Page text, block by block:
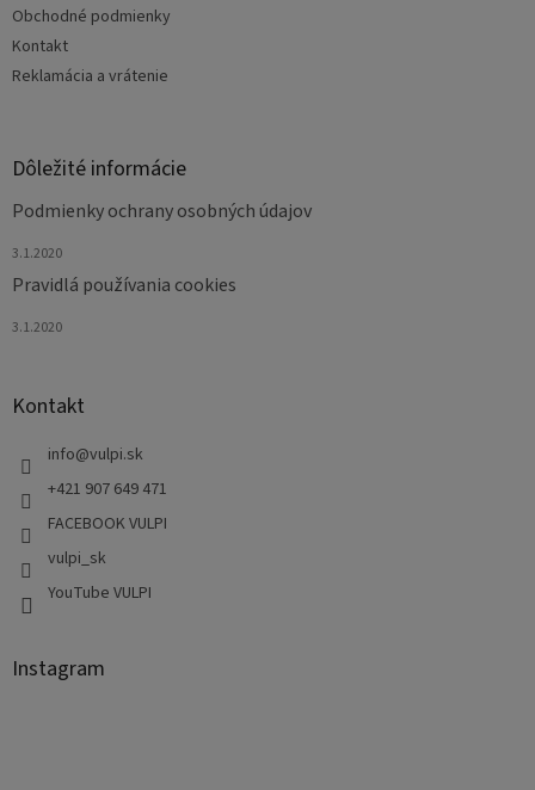
Obchodné podmienky
Kontakt
Reklamácia a vrátenie
Dôležité informácie
Podmienky ochrany osobných údajov
3.1.2020
Pravidlá používania cookies
3.1.2020
Kontakt
info@vulpi.sk
+421 907 649 471
FACEBOOK VULPI
vulpi_sk
YouTube VULPI
Instagram